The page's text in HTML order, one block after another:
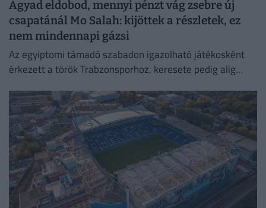
Agyad eldobod, mennyi pénzt vág zsebre új
csapatánál Mo Salah: kijöttek a részletek, ez
nem mindennapi gázsi
Az egyiptomi támadó szabadon igazolható játékosként
érkezett a török Trabzonsporhoz, keresete pedig alig